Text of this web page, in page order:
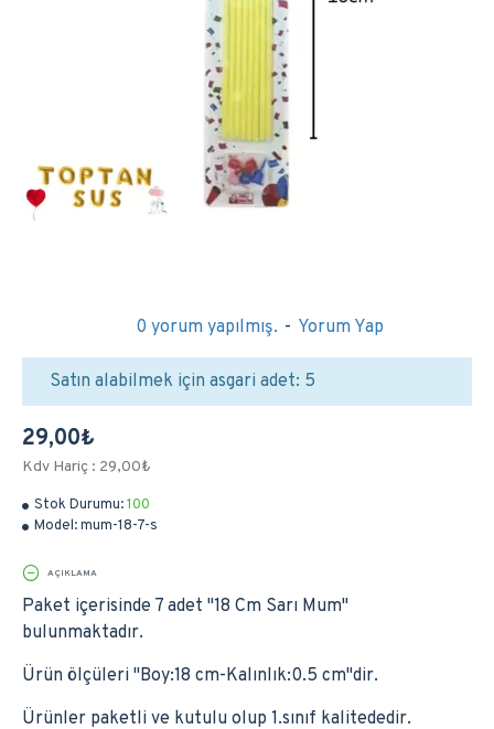
Stok Durumu:100
Model:mum-18-7-s
0 yorum yapılmış. - Yorum Yap
29,00₺
Kdv Hariç : 29,00₺
Satın alabilmek için asgari adet: 5
AÇIKLAMA
Paket içerisinde 7 adet ''18 Cm Sarı Mum''
bulunmaktadır.
Ürün ölçüleri ''Boy:18 cm-Kalınlık:0.5 cm''dir.
Ürünler paketli ve kutulu olup 1.sınıf kalitededir.